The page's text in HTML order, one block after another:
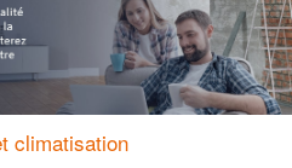
climatisation